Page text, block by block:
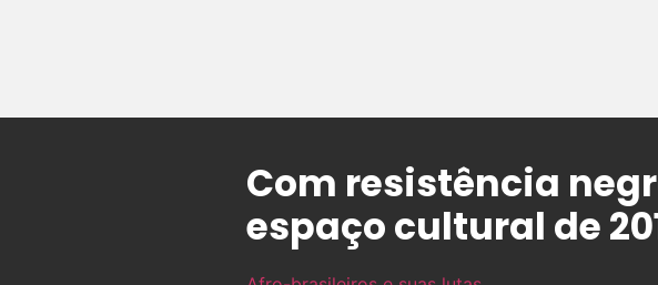
Com resistência
espaço cultural de